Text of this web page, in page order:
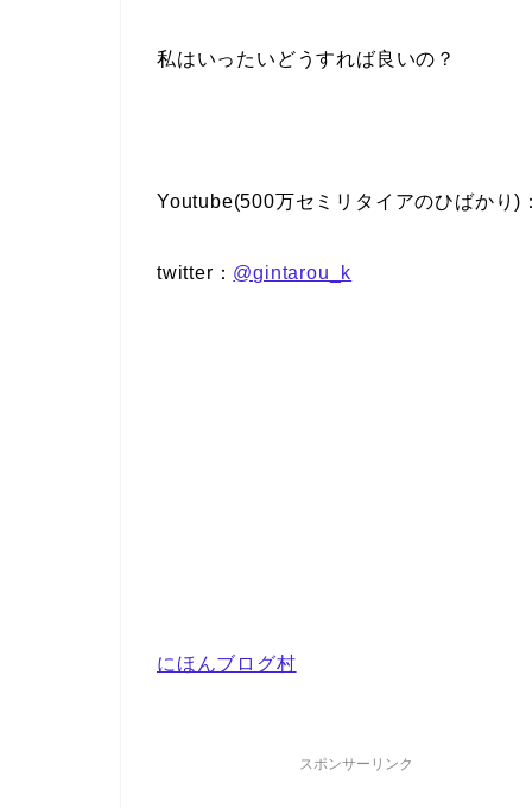
私はいったいどうすれば良いの？
Youtube(500万セミリタイアのひばかり)：
twitter： @gintarou_k
にほんブログ村
スポンサーリンク